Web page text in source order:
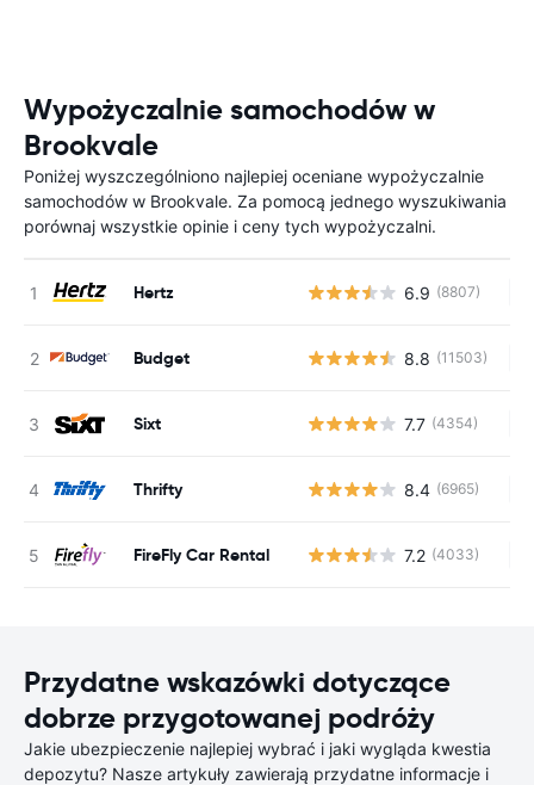
Wypożyczalnie samochodów w
Brookvale
Poniżej wyszczególniono najlepiej oceniane wypożyczalnie
samochodów w Brookvale. Za pomocą jednego wyszukiwania
porównaj wszystkie opinie i ceny tych wypożyczalni.
Hertz 6.9 (8807)
Budget 8.8 (11503)
Sixt 7.7 (4354)
Thrifty 8.4 (6965)
FireFly Car Rental 7.2 (4033)
Przydatne wskazówki dotyczące
dobrze przygotowanej podróży
Jakie ubezpieczenie najlepiej wybrać i jaki wygląda kwestia
depozytu? Nasze artykuły zawierają przydatne informacje i